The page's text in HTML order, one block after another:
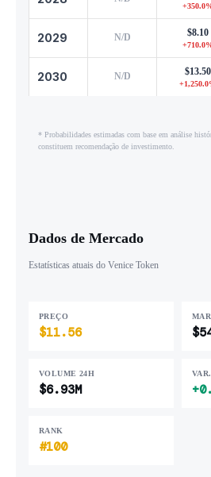
2029 N/D $8.10
2030 N/D $13.50
* Probabilidades estimadas com base em análise
constituem recomendação de investimento.
Dados de Mercado
Estatísticas atuais do Venice Token
PREÇO
$11.56
VOLUME 24H
$6.93M
RANK
#100